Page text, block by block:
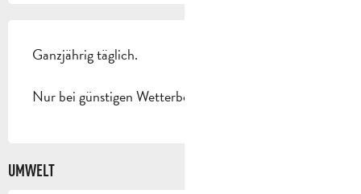
Ganzjährig täglich.
Nur bei günstigen Wetterbedingungen.
UMWELT